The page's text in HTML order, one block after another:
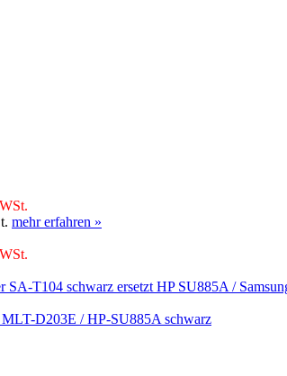
mehr erfahren »
SA-T104 schwarz ersetzt HP SU885A /
D203E / HP-SU885A schwarz